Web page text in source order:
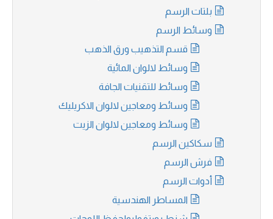
بلتات الرسم
وسائط الرسم
قسم التذهيب ورق الذهب
وسائط لالوان المائية
وسائط للتقنيات الجافة
وسائط ومعاجين لالوان الاكريليك
وسائط ومعاجين لالوان الزيت
سكاكين الرسم
فرش الرسم
أدوات الرسم
المساطر الهندسية